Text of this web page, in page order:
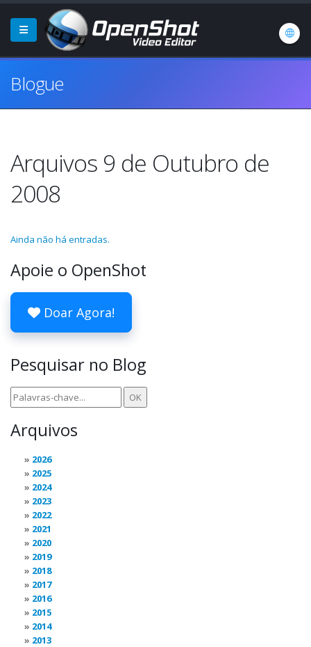
Blogue
Arquivos 9 de Outubro de
2008
Ainda não há entradas.
Apoie o OpenShot
Doar Agora!
Pesquisar no Blog
Arquivos
2026
2025
2024
2023
2022
2021
2020
2019
2018
2017
2016
2015
2014
2013